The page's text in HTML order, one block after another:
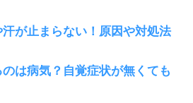
が止まらない！原因や対処法
は病気？自覚症状が無くても